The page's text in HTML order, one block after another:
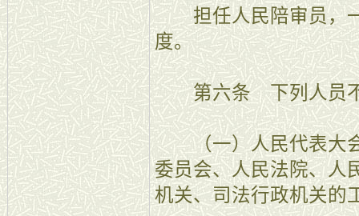
担任人民陪审员，一
度。
第六条 下列人员不
（一）人民代表大会
委员会、人民法院、人
机关、司法行政机关的